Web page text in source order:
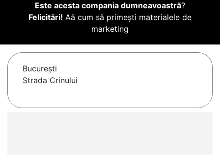
Este acesta compania dumneavoastră?
Felicitări! Aă cum să primești materialele de
marketing
Bucureşti
Strada Crinului